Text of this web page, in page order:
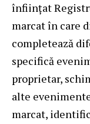
înființat
marcat în care
completează
specifică
proprietar,
alte
marcat,